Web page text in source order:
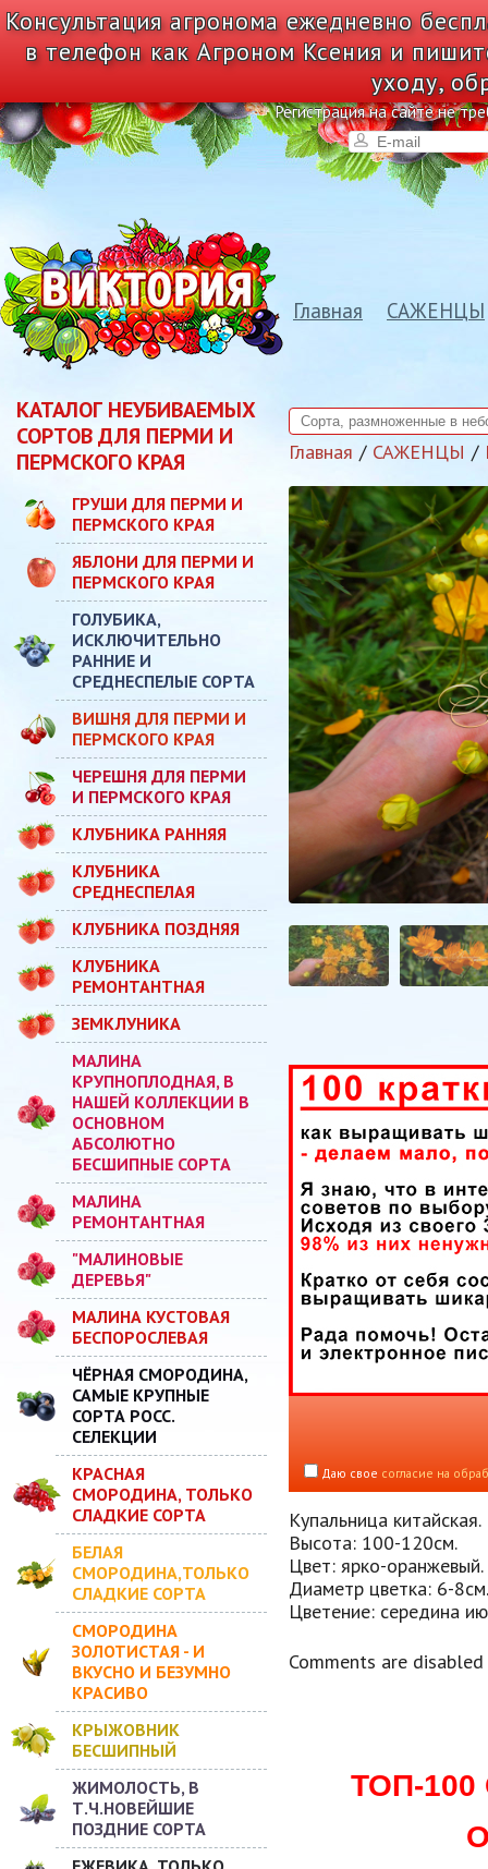
Консультация агронома ежедневно
в телефон как Агроном Ксения и
уходу,
Регистрация на сайте не
Главная САЖЕНЦЫ
КАТАЛОГ НЕУБИВАЕМЫХ
СОРТОВ ДЛЯ ПЕРМИ И
ПЕРМСКОГО КРАЯ
ГРУШИ ДЛЯ ПЕРМИ И
ПЕРМСКОГО КРАЯ
ЯБЛОНИ ДЛЯ ПЕРМИ И
ПЕРМСКОГО КРАЯ
ГОЛУБИКА,
ИСКЛЮЧИТЕЛЬНО
РАННИЕ И
СРЕДНЕСПЕЛЫЕ СОРТА
ВИШНЯ ДЛЯ ПЕРМИ И
ПЕРМСКОГО КРАЯ
ЧЕРЕШНЯ ДЛЯ ПЕРМИ
И ПЕРМСКОГО КРАЯ
КЛУБНИКА РАННЯЯ
КЛУБНИКА
СРЕДНЕСПЕЛАЯ
КЛУБНИКА ПОЗДНЯЯ
КЛУБНИКА
РЕМОНТАНТНАЯ
ЗЕМКЛУНИКА
МАЛИНА
КРУПНОПЛОДНАЯ, В
НАШЕЙ КОЛЛЕКЦИИ В
ОСНОВНОМ
АБСОЛЮТНО
БЕСШИПНЫЕ СОРТА
МАЛИНА
РЕМОНТАНТНАЯ
"МАЛИНОВЫЕ
ДЕРЕВЬЯ"
МАЛИНА КУСТОВАЯ
БЕСПОРОСЛЕВАЯ
ЧЁРНАЯ СМОРОДИНА,
САМЫЕ КРУПНЫЕ
СОРТА РОСС.
СЕЛЕКЦИИ
КРАСНАЯ
СМОРОДИНА, ТОЛЬКО
СЛАДКИЕ СОРТА
БЕЛАЯ
СМОРОДИНА,ТОЛЬКО
СЛАДКИЕ СОРТА
СМОРОДИНА
ЗОЛОТИСТАЯ - И
ВКУСНО И БЕЗУМНО
КРАСИВО
КРЫЖОВНИК
БЕСШИПНЫЙ
ЖИМОЛОСТЬ, В
Т.Ч.НОВЕЙШИЕ
ПОЗДНИЕ СОРТА
Главная САЖЕНЦЫ
Даю свое согласие на
Купальница китайская.
Высота: 100-120см.
Цвет: ярко-оранжевый.
Диаметр цветка: 6-8см.
Цветение: середина
Comments are disabled
ТОП-